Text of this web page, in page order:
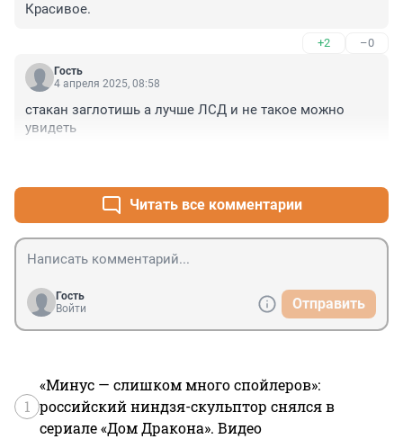
Красивое.
+2 –0
Гость
4 апреля 2025, 08:58
стакан заглотишь а лучше ЛСД и не такое можно
увидеть
Читать все комментарии
Гость
Войти
Отправить
1
«Минус — слишком много спойлеров»:
российский ниндзя-скульптор снялся в
сериале «Дом Дракона». Видео